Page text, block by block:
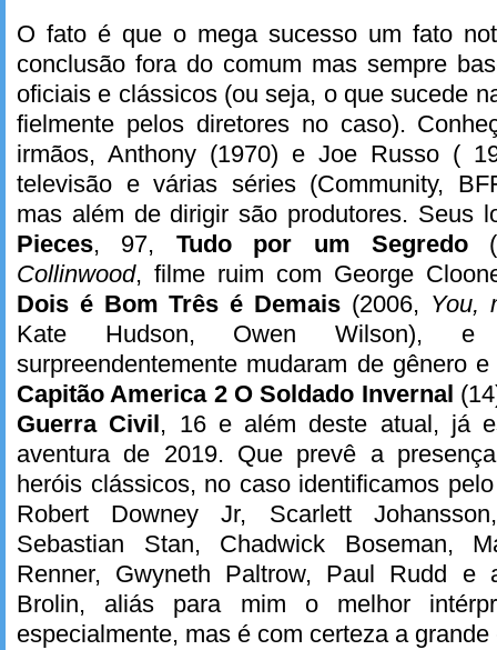
O fato é que o mega sucesso um fato
conclusão fora do comum mas sempre
oficiais e clássicos (ou seja, o que sucede
fielmente pelos diretores no caso).
irmãos, Anthony (1970) e Joe Russo (
televisão e várias séries (Community,
mas além de dirigir são produtores. Seus
Pieces, 97, Tudo por um Segredo
Collinwood, filme ruim com George
Dois é Bom Três é Demais (2006, You,
Kate Hudson, Owen Wilson),
surpreendentemente mudaram de gênero
Capitão America 2 O Soldado Invernal
Guerra Civil , 16 e além deste atual, já
aventura de 2019. Que prevê a
heróis clássicos, no caso identificamos
Robert Downey Jr, Scarlett
Sebastian Stan, Chadwick Boseman,
Renner, Gwyneth Paltrow, Paul Rudd e
Brolin, aliás para mim o melhor
especialmente, mas é com certeza a